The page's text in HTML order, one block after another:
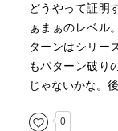
出版の社長令嬢
【熊田司郎／
率。背が低くて
いるとき美幸と
【熊田美幸／く
美貌と豊富な知
どうやって証明
ぁまぁのレベル
ターンはシリー
もパターン破り
じゃないかな。
0